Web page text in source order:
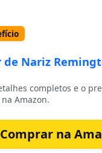
Nariz
completos e o
Amazon.
Comprar na